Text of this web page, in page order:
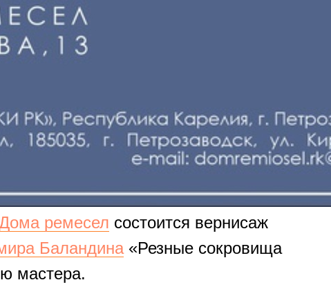
ремесел состоится вернисаж
Баландина«Резные сокровища
мастера.